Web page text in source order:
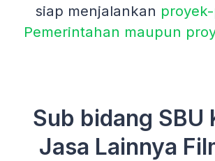
siap menjalankan
Pemerintahan maupun
Sub bidang SBU
Jasa Lainnya